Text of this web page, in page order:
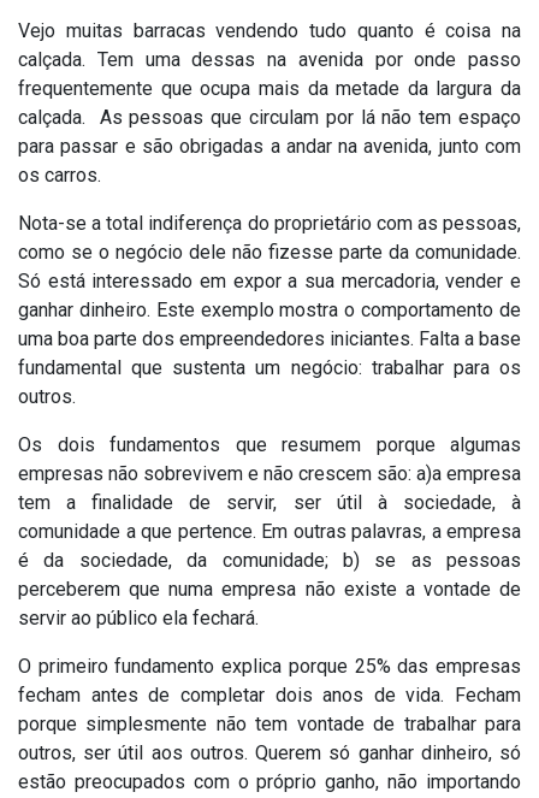
Vejo muitas barracas vendendo tudo quanto é coisa na
calçada. Tem uma dessas na avenida por onde passo
frequentemente que ocupa mais da metade da largura da
calçada. As pessoas que circulam por lá não tem espaço
para passar e são obrigadas a andar na avenida, junto com
os carros.
Nota-se a total indiferença do proprietário com as pessoas,
como se o negócio dele não fizesse parte da comunidade.
Só está interessado em expor a sua mercadoria, vender e
ganhar dinheiro. Este exemplo mostra o comportamento de
uma boa parte dos empreendedores iniciantes. Falta a base
fundamental que sustenta um negócio: trabalhar para os
outros.
Os dois fundamentos que resumem porque algumas
empresas não sobrevivem e não crescem são: a)a empresa
tem a finalidade de servir, ser útil à sociedade, à
comunidade a que pertence. Em outras palavras, a empresa
é da sociedade, da comunidade; b) se as pessoas
perceberem que numa empresa não existe a vontade de
servir ao público ela fechará.
O primeiro fundamento explica porque 25% das empresas
fecham antes de completar dois anos de vida. Fecham
porque simplesmente não tem vontade de trabalhar para
outros, ser útil aos outros. Querem só ganhar dinheiro, só
estão preocupados com o próprio ganho, não importando